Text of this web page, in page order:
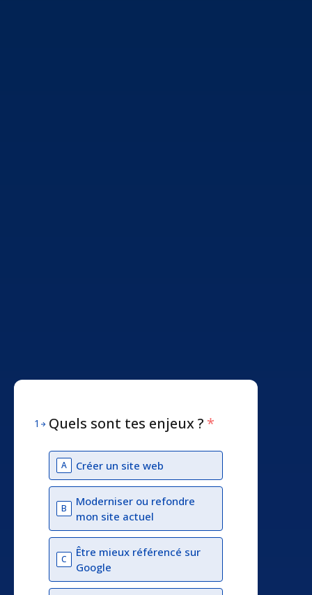
1 Quels sont tes enjeux ? *
A Créer un site web
B
Moderniser ou refondre
mon site actuel
C
Être mieux référencé sur
Google